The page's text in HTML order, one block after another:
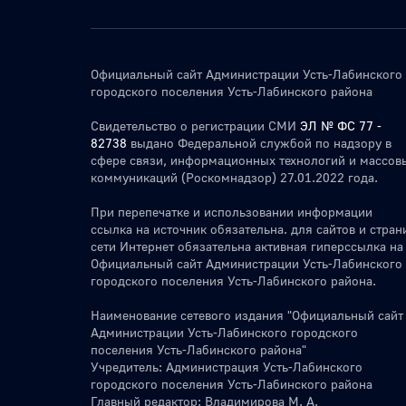
Официальный сайт Администрации Усть-Лабинского
городского поселения Усть-Лабинского района
Свидетельство о регистрации СМИ ЭЛ № ФС 77 -
82738 выдано Федеральной службой по надзору в
сфере связи, информационных технологий и
коммуникаций (Роскомнадзор) 27.01.2022 года.
При перепечатке и использовании информации
ссылка на источник обязательна. для сайтов и
сети Интернет обязательна активная гиперссылка на
Официальный сайт Администрации Усть-Лабинского
городского поселения Усть-Лабинского района.
Наименование сетевого издания "Официальный сайт
Администрации Усть-Лабинского городского
поселения Усть-Лабинского района"
Учредитель: Администрация Усть-Лабинского
городского поселения Усть-Лабинского района
Главный редактор: Владимирова М. А.